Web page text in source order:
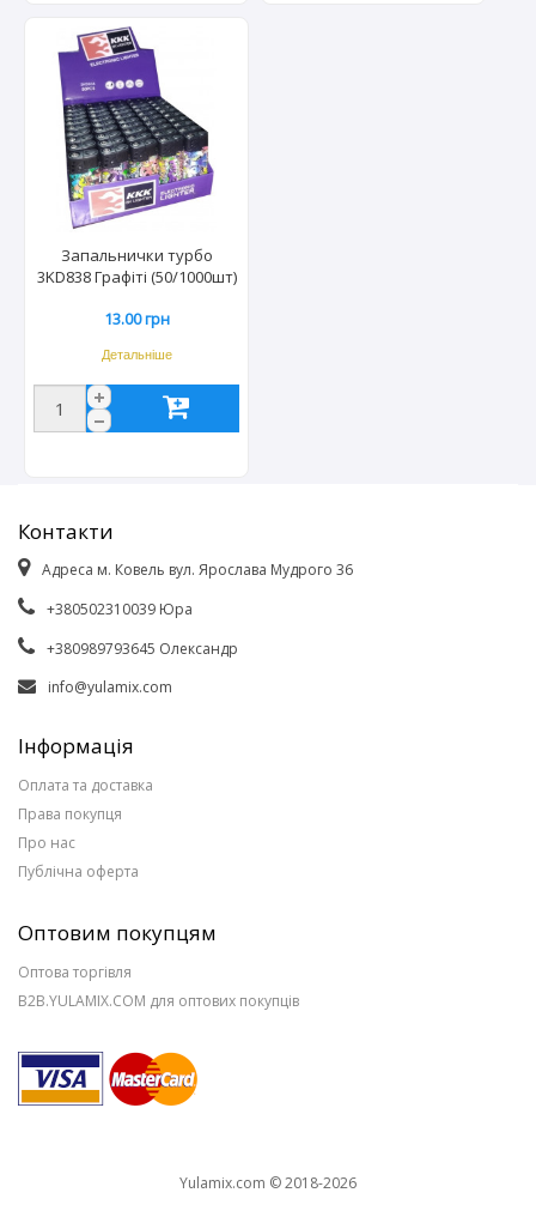
Запальнички турбо
3KD838 Графіті (50/1000шт)
13.00 грн
Детальніше
Контакти
Адреса м. Ковель вул. Ярослава Мудрого 36
+380502310039 Юра
+380989793645 Олександр
info@yulamix.com
Інформація
Оплата та доставка
Права покупця
Про нас
Публічна оферта
Оптовим покупцям
Оптова торгівля
B2B.YULAMIX.COM для оптових покупців
Yulamix.com © 2018-2026